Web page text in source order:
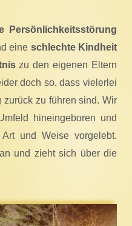
Persönlichkeitsstörung
eine schlechte Kindheit
zu den eigenen Eltern
doch so, dass vielerlei
zurück zu führen sind. Wir
hineingeboren und
und Weise vorgelebt.
und zieht sich über die